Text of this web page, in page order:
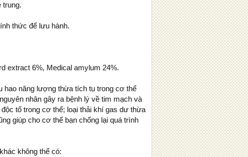
trung.
thức để lưu hành.
extract 6%, Medical amylum 24%.
hao năng lượng thừa tích tụ trong cơ thể
nhân gây ra bệnh lý về tim mạch và
tố trong cơ thể; loại thải khí gas dư thừa
giúp cho cơ thể bạn chống lại quá trình
không thể có: